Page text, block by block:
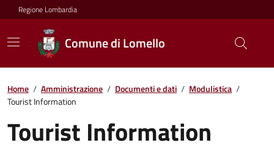
Regione Lombardia
Comune di Lomello
Home / Amministrazione / Documenti e dati / Modulistica /
Tourist Information
Tourist Information